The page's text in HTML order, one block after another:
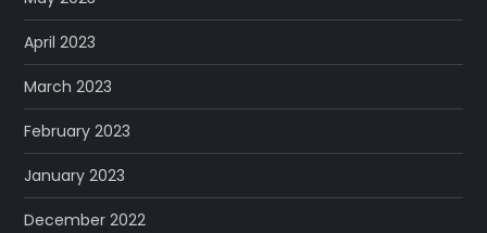
April 2023
March 2023
February 2023
January 2023
December 2022